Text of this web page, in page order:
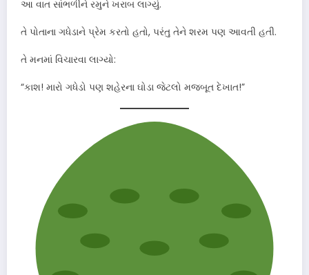
આ વાત સાંભળીને રમુને ખરાબ લાગ્યું.
તે પોતાના ગધેડાને પ્રેમ કરતો હતો, પરંતુ તેને શરમ પણ આવતી હતી.
તે મનમાં વિચારવા લાગ્યો:
“કાશ! મારો ગધેડો પણ શહેરના ઘોડા જેટલો મજબૂત દેખાત!”